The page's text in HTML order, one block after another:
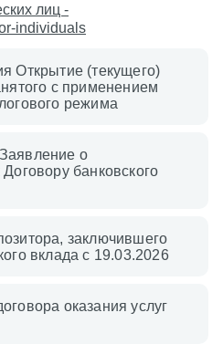
лиц -
individuals
Открытие (текущего)
с применением
режима
о
банковского
заключившего
вклада с 19.03.2026
оказания услуг